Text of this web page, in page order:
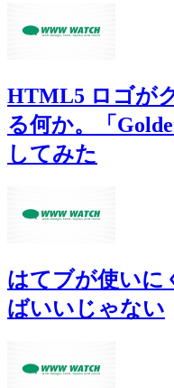
HTML5 ロゴが
る何か。「
してみた
はてブが使いに
ばいいじゃない